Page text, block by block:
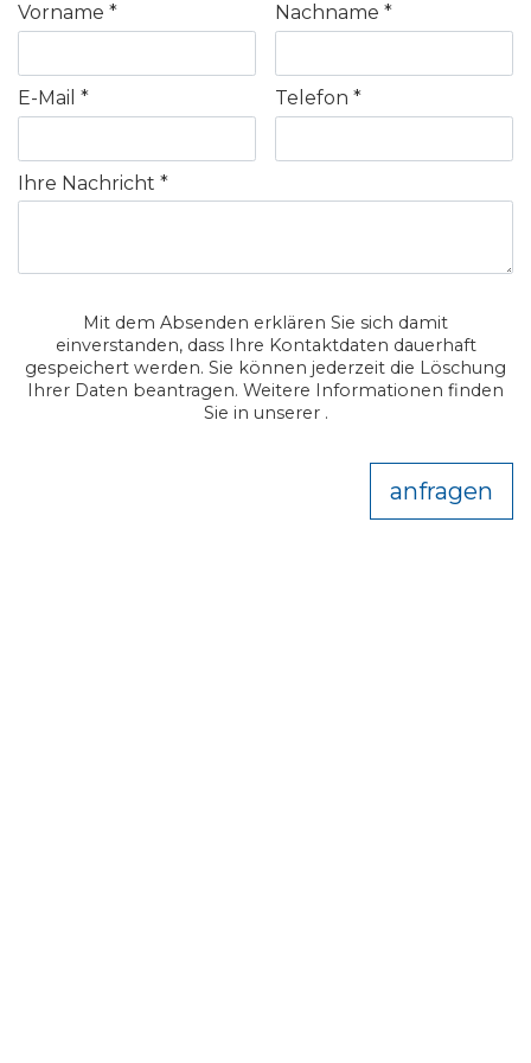
Vorname Nachname
E-Mail Telefon
Ihre Nachricht
Mit dem Absenden erklären Sie sich damit
einverstanden, dass Ihre Kontaktdaten dauerhaft
gespeichert werden. Sie können jederzeit die Löschung
Ihrer Daten beantragen. Weitere Informationen finden
Sie in unserer .
anfragen